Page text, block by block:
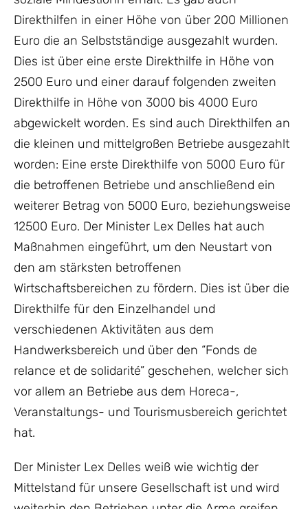
Direkthilfen in einer Höhe von über 200 Millionen
Euro die an Selbstständige ausgezahlt wurden.
Dies ist über eine erste Direkthilfe in Höhe von
2500 Euro und einer darauf folgenden zweiten
Direkthilfe in Höhe von 3000 bis 4000 Euro
abgewickelt worden. Es sind auch Direkthilfen an
die kleinen und mittelgroßen Betriebe ausgezahlt
worden: Eine erste Direkthilfe von 5000 Euro für
die betroffenen Betriebe und anschließend ein
weiterer Betrag von 5000 Euro, beziehungsweise
12500 Euro. Der Minister Lex Delles hat auch
Maßnahmen eingeführt, um den Neustart von
den am stärksten betroffenen
Wirtschaftsbereichen zu fördern. Dies ist über die
Direkthilfe für den Einzelhandel und
verschiedenen Aktivitäten aus dem
Handwerksbereich und über den “Fonds de
relance et de solidarité” geschehen, welcher sich
vor allem an Betriebe aus dem Horeca-,
Veranstaltungs- und Tourismusbereich gerichtet
hat.
Der Minister Lex Delles weiß wie wichtig der
Mittelstand für unsere Gesellschaft ist und wird